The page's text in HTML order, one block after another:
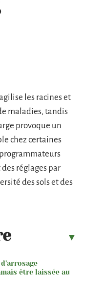
les racines et
maladies, tandis
provoque un
chez certaines
réglages par
des sols et des
être laissée au